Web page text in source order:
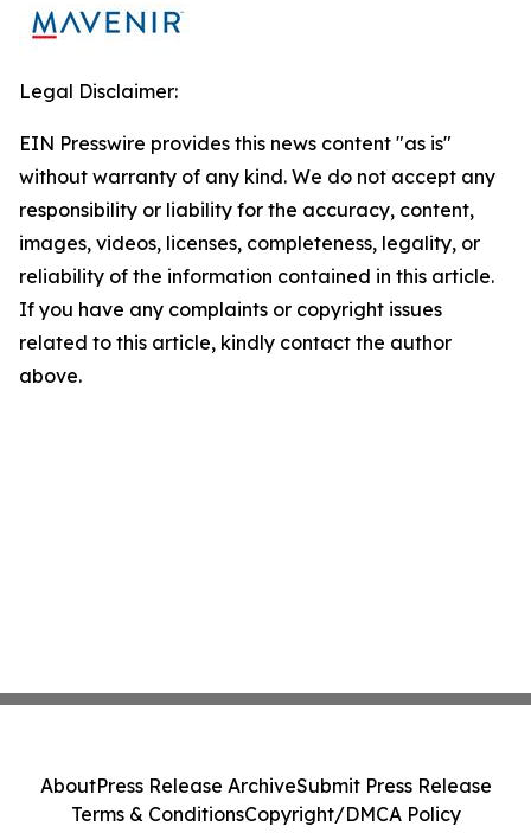
Legal Disclaimer:
EIN Presswire provides this news content "as is"
without warranty of any kind. We do not accept any
responsibility or liability for the accuracy, content,
images, videos, licenses, completeness, legality, or
reliability of the information contained in this article.
If you have any complaints or copyright issues
related to this article, kindly contact the author
above.
AboutPress Release ArchiveSubmit Press Release
Terms & ConditionsCopyright/DMCA Policy